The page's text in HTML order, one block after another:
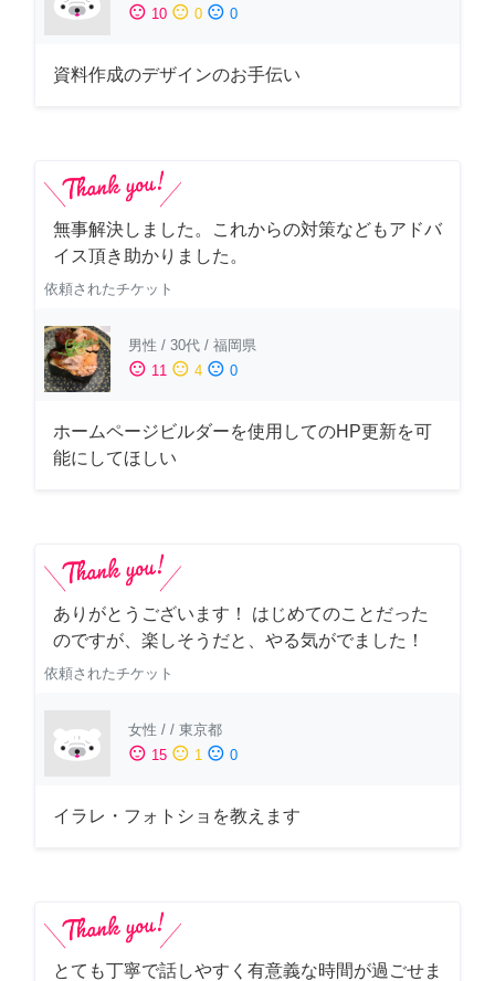
sentiment_satisfied 10 sentiment_neutral 0 sentiment_dissatisfied 0
資料作成のデザインのお手伝い
無事解決しました。これからの対策などもアドバ
イス頂き助かりました。
依頼されたチケット
男性 / 30代 / 福岡県
sentiment_satisfied 11 sentiment_neutral 4 sentiment_dissatisfied 0
ホームページビルダーを使用してのHP更新を可
能にしてほしい
ありがとうございます！ はじめてのことだった
のですが、楽しそうだと、やる気がでました！
依頼されたチケット
女性 / / 東京都
sentiment_satisfied 15 sentiment_neutral 1 sentiment_dissatisfied 0
イラレ・フォトショを教えます
とても丁寧で話しやすく有意義な時間が過ごせま